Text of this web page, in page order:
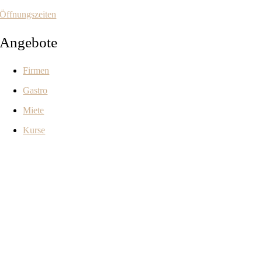
Öffnungszeiten
Angebote
Firmen
Gastro
Miete
Kurse